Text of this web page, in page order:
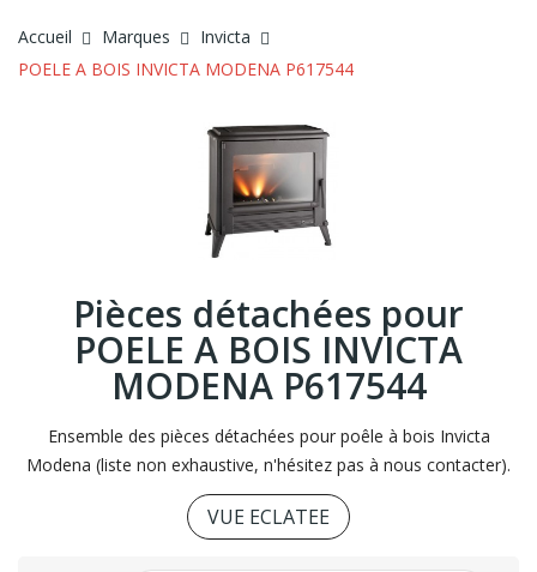
Accueil Marques
Invicta
POELE A BOIS INVICTA MODENA P617544
Pièces détachées pour
POELE A BOIS INVICTA
MODENA P617544
Ensemble des pièces détachées pour poêle à bois Invicta
Modena (liste non exhaustive, n'hésitez pas à nous contacter).
VUE ECLATEE